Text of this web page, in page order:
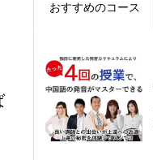
おすすめのコース